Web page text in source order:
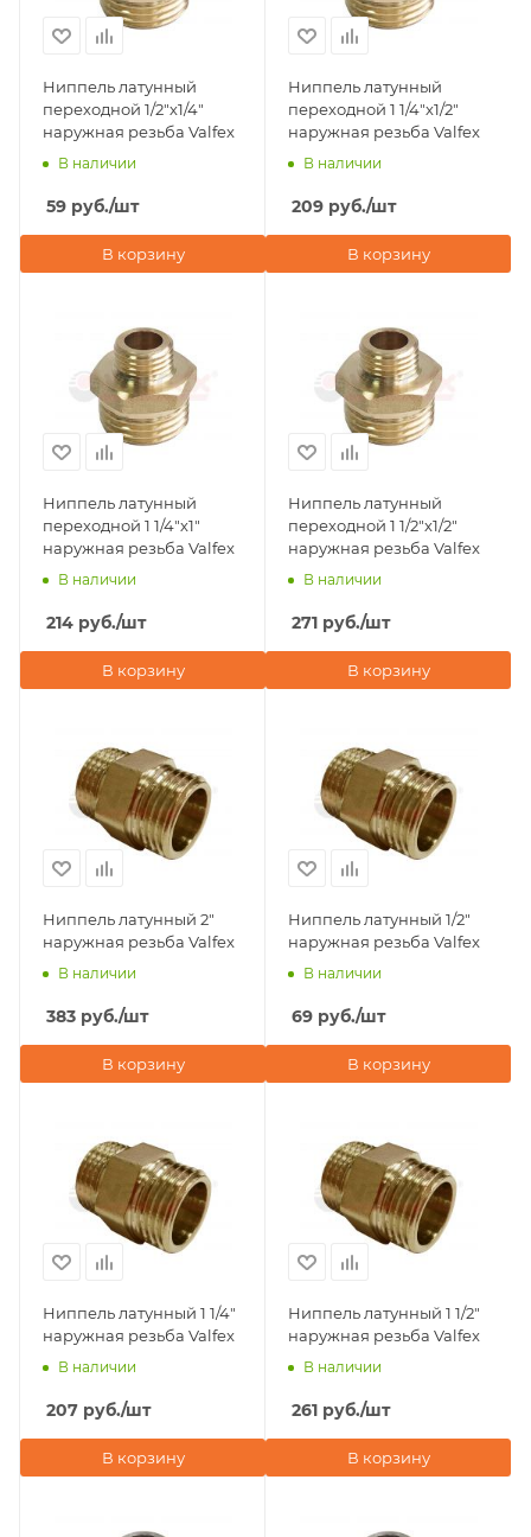
Ниппель латунный
переходной 1/2"х1/4"
наружная резьба Valfex
В наличии
59 руб./шт
В корзину
Ниппель латунный
переходной 1 1/4"х1/2"
наружная резьба Valfex
В наличии
209 руб./шт
В корзину
Ниппель латунный
переходной 1 1/4"х1"
наружная резьба Valfex
В наличии
214 руб./шт
В корзину
Ниппель латунный
переходной 1 1/2"х1/2"
наружная резьба Valfex
В наличии
271 руб./шт
В корзину
Ниппель латунный 2"
наружная резьба Valfex
В наличии
383 руб./шт
В корзину
Ниппель латунный 1/2"
наружная резьба Valfex
В наличии
69 руб./шт
В корзину
Ниппель латунный 1 1/4"
наружная резьба Valfex
В наличии
207 руб./шт
В корзину
Ниппель латунный 1 1/2"
наружная резьба Valfex
В наличии
261 руб./шт
В корзину